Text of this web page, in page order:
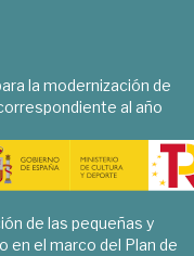
la modernización de
al año
de las pequeñas y
en el marco del Plan de